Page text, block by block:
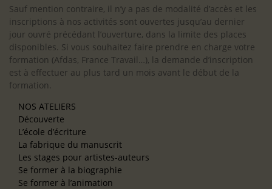
Sauf mention contraire, il n’y a pas de modalité d’accès et les
inscriptions à nos activités sont ouvertes jusqu’au dernier
jour ouvré précédant l’ouverture, dans la limite des places
disponibles. Si vous souhaitez faire prendre en charge votre
formation (Afdas, France Travail…), la demande d’inscription
est à effectuer au plus tard un mois avant le début de la
formation.
NOS ATELIERS
Découverte
L’école d’écriture
La fabrique du manuscrit
Les stages pour artistes-auteurs
Se former à la biographie
Se former à l’animation